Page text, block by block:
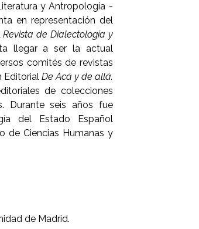
y Antropología -
en representación del
Revista de Dialectología y
llegar a ser la actual
comités de revistas
Editorial De Acá y de allá.
de colecciones
Durante seis años fue
del Estado Español
de Ciencias Humanas y
de Madrid.